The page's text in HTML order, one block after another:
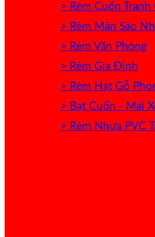
> Rèm Cuốn Tranh
> Rèm Màn Sáo
> Rèm Văn Phòng
> Rèm Gia Đình
> Rèm Hạt Gỗ
> Bạt Cuốn - Mái
> Rèm Nhựa PVC